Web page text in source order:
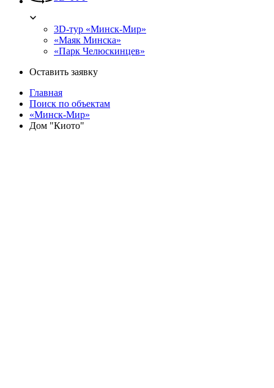
3D-тур «Минск-Мир»
«Маяк Минска»
«Парк Челюскинцев»
Оставить заявку
Главная
Поиск по объектам
«Минск-Мир»
Дом "Киото"